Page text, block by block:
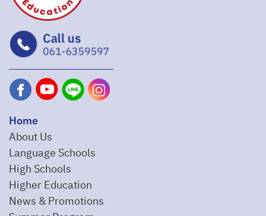
Home
About Us
Language Schools
High Schools
Higher Education
News & Promotions